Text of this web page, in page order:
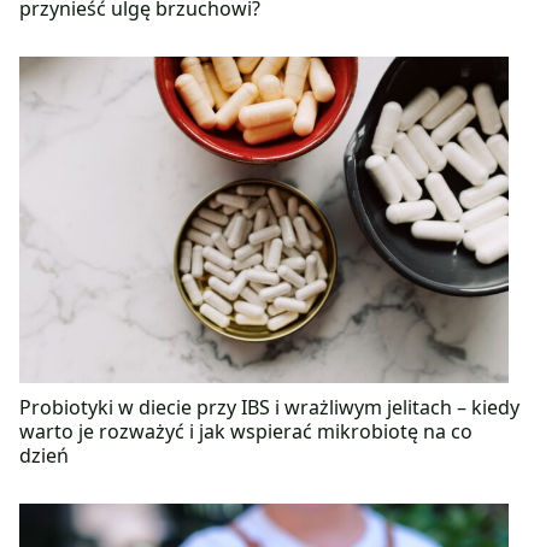
przynieść ulgę brzuchowi?
Probiotyki w diecie przy IBS i wrażliwym jelitach – kiedy
warto je rozważyć i jak wspierać mikrobiotę na co
dzień